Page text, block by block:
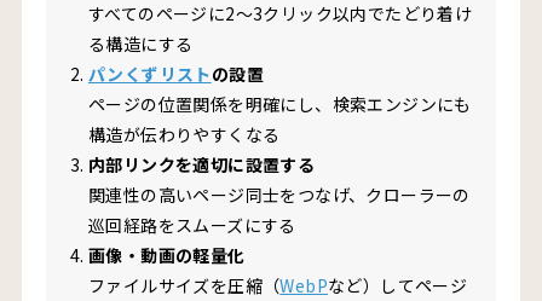
すべてのページに2〜3クリック以内でたどり着け
る構造にする
パンくずリストの設置
ページの位置関係を明確にし、検索エンジンにも
構造が伝わりやすくなる
内部リンクを適切に設置する
関連性の高いページ同士をつなげ、クローラーの
巡回経路をスムーズにする
画像・動画の軽量化
ファイルサイズを圧縮（WebPなど）してページ